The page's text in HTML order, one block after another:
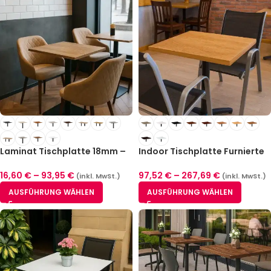
Laminat Tischplatte 18mm –
16,60 € – 93,95 € (inkl. MwSt.)
AUSFÜHRUNG WÄHLEN
Indoor Tischplatte Furnierte
97,52 € – 267,69 € (inkl. MwSt.)
AUSFÜHRUNG WÄHLEN